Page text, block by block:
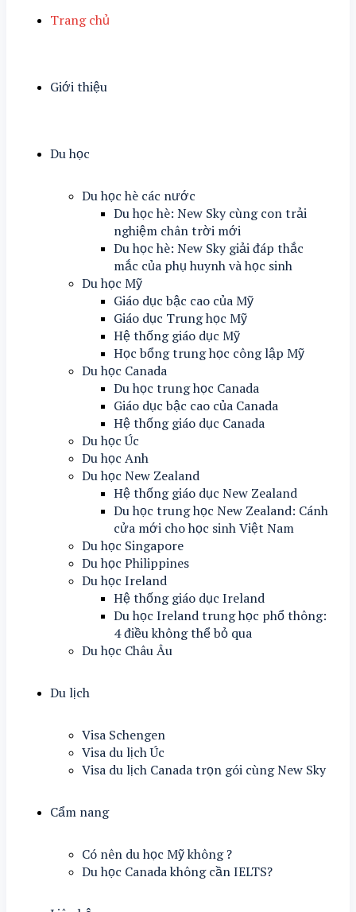
Trang chủ
Giới thiệu
Du học
Du học hè các nước
Du học hè: New Sky cùng con trải
nghiệm chân trời mới
Du học hè: New Sky giải đáp thắc
mắc của phụ huynh và học sinh
Du học Mỹ
Giáo dục bậc cao của Mỹ
Giáo dục Trung học Mỹ
Hệ thống giáo dục Mỹ
Học bổng trung học công lập Mỹ
Du học Canada
Du học trung học Canada
Giáo dục bậc cao của Canada
Hệ thống giáo dục Canada
Du học Úc
Du học Anh
Du học New Zealand
Hệ thống giáo dục New Zealand
Du học trung học New Zealand: Cánh
cửa mới cho học sinh Việt Nam
Du học Singapore
Du học Philippines
Du học Ireland
Hệ thống giáo dục Ireland
Du học Ireland trung học phổ thông:
4 điều không thể bỏ qua
Du học Châu Âu
Du lịch
Visa Schengen
Visa du lịch Úc
Visa du lịch Canada trọn gói cùng New Sky
Cẩm nang
Có nên du học Mỹ không ?
Du học Canada không cần IELTS?